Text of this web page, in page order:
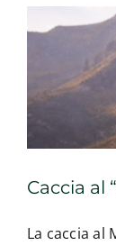
Esperienze
#We Fish
Blog
Preventivo
Caccia al
La caccia al